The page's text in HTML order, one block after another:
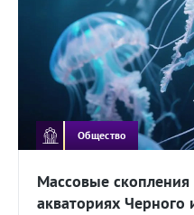
Общество
Массовые
акваториях Черного